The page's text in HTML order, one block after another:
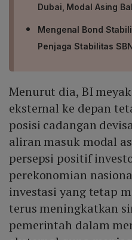
Dubai, Modal Asing
Mengenal Bond
Penjaga Stabilitas
Menurut dia, BI
eksternal ke depan
posisi cadangan
aliran masuk modal
persepsi positif
perekonomian
investasi yang tetap
terus meningkatkan
pemerintah dalam